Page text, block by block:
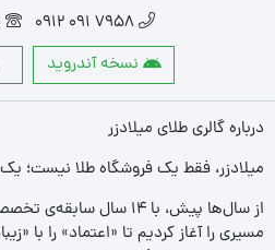
7958 091 0912
نسخه آندروید
درباره گالری طلای میلادزر
میلادزر، فقط یک فروشگاه طلا نیست؛
از سال‌ها پیش، با ۱۴ سال
مسیری را آغاز کردیم تا «اعتماد» را با